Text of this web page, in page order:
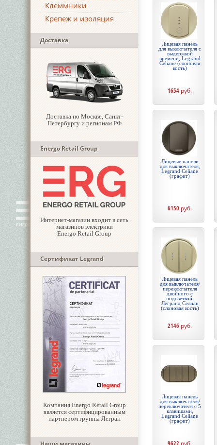
Клеммники
Крепеж и изоляция
Доставка
Доставка по Москве, Санкт-
Петербургу и регионам РФ
Energo Retail Group
Интернет-магазин входит в сеть
магазинов электрики
Energo Retail Group
Сертификат Legrand
Компания Energo Retail Group
является сертифицированным
партнером группы Легран
Лицевая панель
для выключателя с
выдержкой
времени, Legrand
Celiane (слоновая
кость)
1654 руб.
Лицевые панели
для выключателя,
Legrand Celiane
(графит)
6150 руб.
Лицевая панель
для выключателя/
переключателя
двойного с
подсветкой,
Легранд Селиан
(слоновая кость)
2146 руб.
Лицевая панель
для выключателя/
переключателя с 5
клавишами,
Legrand Celiane
(графит)
9622 руб.